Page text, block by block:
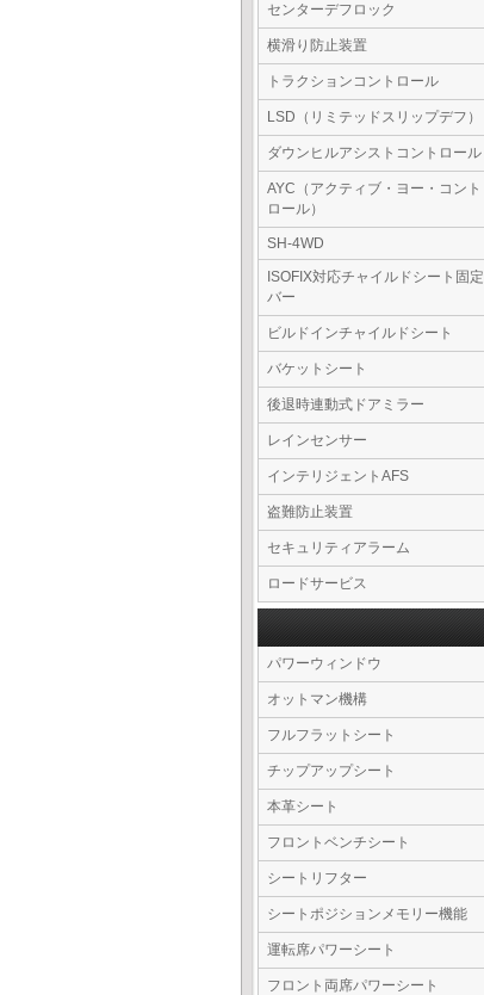
センターデフロック
横滑り防止装置
トラクションコントロール
LSD（リミテッドスリップデフ）
ダウンヒルアシストコントロール
AYC（アクティブ・ヨー・コント
ロール）
SH-4WD
ISOFIX対応チャイルドシート固定
バー
ビルドインチャイルドシート
バケットシート
後退時連動式ドアミラー
レインセンサー
インテリジェントAFS
盗難防止装置
セキュリティアラーム
ロードサービス
パワーウィンドウ
オットマン機構
フルフラットシート
チップアップシート
本革シート
フロントベンチシート
シートリフター
シートポジションメモリー機能
運転席パワーシート
フロント両席パワーシート